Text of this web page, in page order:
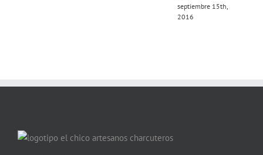
septiembre 15th,
2016